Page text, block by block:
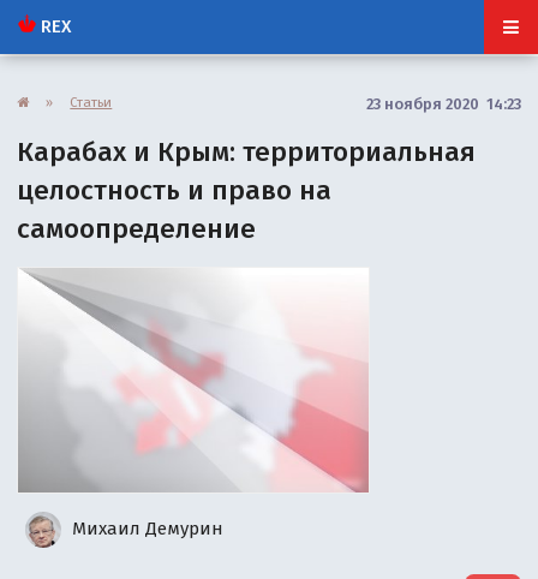
REX
» Статьи 23 ноября 2020 14:23
Карабах и Крым: территориальная
целостность и право на
самоопределение
Михаил Демурин